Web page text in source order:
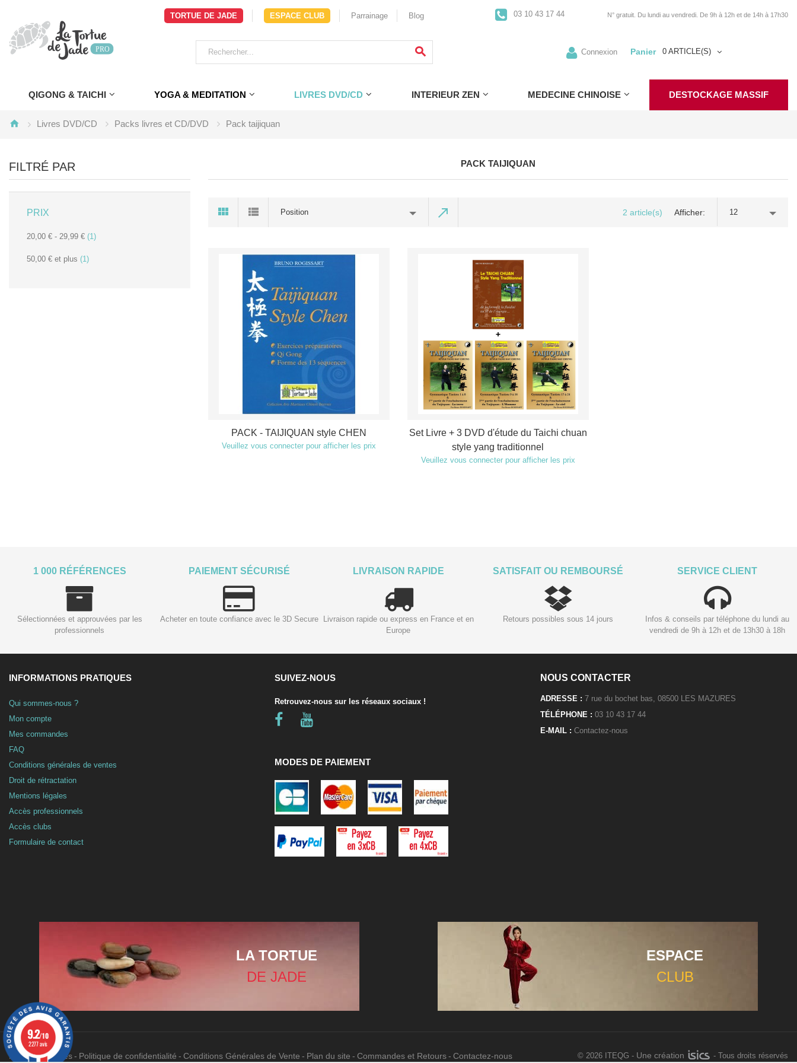
TORTUE DE JADE ESPACE CLUB Parrainage Blog 03 10 43 17 44 N° gratuit. Du lundi au vendredi. De 9h à 12h et de 14h à 17h30
Connexion Panier 0 ARTICLE(S)
QIGONG & TAICHI YOGA & MEDITATION LIVRES DVD/CD INTERIEUR ZEN MEDECINE CHINOISE DESTOCKAGE MASSIF
Livres DVD/CD Packs livres et CD/DVD Pack taijiquan
PACK TAIJIQUAN
Position 2 article(s) Afficher 12
PACK - TAIJIQUAN style CHEN
Veuillez vous connecter pour afficher les prix
Set Livre + 3 DVD d'étude du Taichi chuan
style yang traditionnel
Veuillez vous connecter pour afficher les prix
FILTRÉ PAR
PRIX
20,00 € - 29,99 € (1)
50,00 € et plus (1)
1 000 RÉFÉRENCES
Sélectionnées et approuvées par les
professionnels
PAIEMENT SÉCURISÉ
Acheter en toute confiance avec le 3D Secure
LIVRAISON RAPIDE
Livraison rapide ou express en France et en
Europe
SATISFAIT OU REMBOURSÉ
Retours possibles sous 14 jours
SERVICE CLIENT
Infos & conseils par téléphone du lundi au
vendredi de 9h à 12h et de 13h30 à 18h
INFORMATIONS PRATIQUES
Qui sommes-nous ?
Mon compte
Mes commandes
FAQ
Conditions générales de ventes
Droit de rétractation
Mentions légales
Accès professionnels
Accès clubs
Formulaire de contact
SUIVEZ-NOUS
Retrouvez-nous sur les réseaux sociaux !
MODES DE PAIEMENT
NOUS CONTACTER
ADRESSE : 7 rue du bochet bas, 08500 LES MAZURES
TÉLÉPHONE : 03 10 43 17 44
E-MAIL : Contactez-nous
LA TORTUE
DE JADE
ESPACE
CLUB
Mentions légales Politique de confidentialité Conditions Générales de Vente Plan du site Commandes et Retours Contactez-nous © 2026 ITEQG - Une création - Tous droits réservés
9.2/10
2277 avis